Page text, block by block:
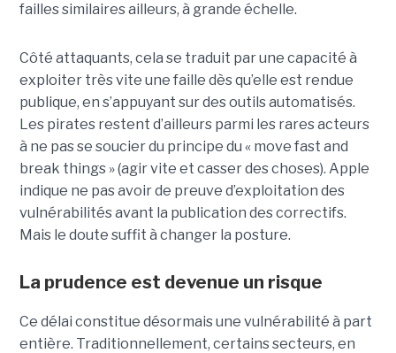
failles similaires ailleurs, à grande échelle.
Côté attaquants, cela se traduit par une capacité à
exploiter très vite une faille dès qu’elle est rendue
publique, en s’appuyant sur des outils automatisés.
Les pirates restent d’ailleurs parmi les rares acteurs
à ne pas se soucier du principe du « move fast and
break things » (agir vite et casser des choses). Apple
indique ne pas avoir de preuve d’exploitation des
vulnérabilités avant la publication des correctifs.
Mais le doute suffit à changer la posture.
La prudence est devenue un risque
Ce délai constitue désormais une vulnérabilité à part
entière. Traditionnellement, certains secteurs, en